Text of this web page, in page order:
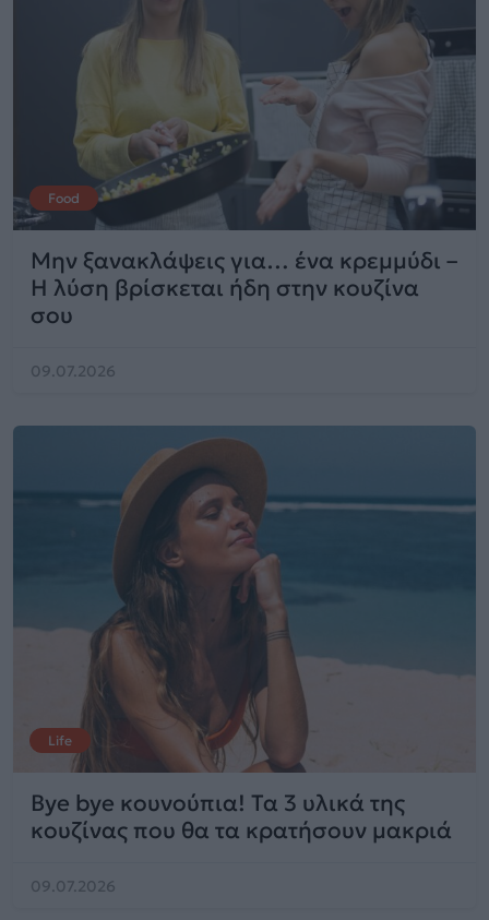
Food
Μην ξανακλάψεις για… ένα κρεμμύδι –
Η λύση βρίσκεται ήδη στην κουζίνα
σου
09.07.2026
Life
Bye bye κουνούπια! Τα 3 υλικά της
κουζίνας που θα τα κρατήσουν μακριά
09.07.2026